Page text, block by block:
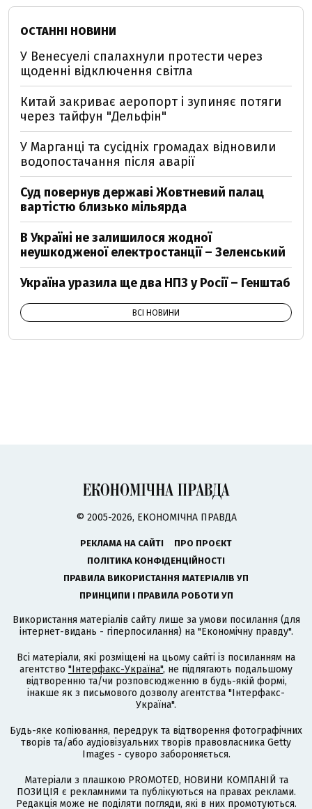
ОСТАННІ НОВИНИ
У Венесуелі спалахнули протести через
щоденні відключення світла
Китай закриває аеропорт і зупиняє потяги
через тайфун "Дельфін"
У Марганці та сусідніх громадах відновили
водопостачання після аварії
Суд повернув державі Жовтневий палац
вартістю близько мільярда
В Україні не залишилося жодної
неушкодженої електростанції – Зеленський
Україна уразила ще два НПЗ у Росії – Генштаб
ВСІ НОВИНИ
© 2005-2026, ЕКОНОМІЧНА ПРАВДА
РЕКЛАМА НА САЙТІ
ПРО ПРОЄКТ
ПОЛІТИКА КОНФІДЕНЦІЙНОСТІ
ПРАВИЛА ВИКОРИСТАННЯ МАТЕРІАЛІВ УП
ПРИНЦИПИ І ПРАВИЛА РОБОТИ УП
Використання матеріалів сайту лише за умови посилання (для
інтернет-видань - гіперпосилання) на "Економічну правду".
Всі матеріали, які розміщені на цьому сайті із посиланням на
агентство "Інтерфакс-Україна", не підлягають подальшому
відтворенню та/чи розповсюдженню в будь-якій формі,
інакше як з письмового дозволу агентства "Інтерфакс-
Україна".
Будь-яке копіювання, передрук та відтворення фотографічних
творів та/або аудіовізуальних творів правовласника Getty
Images - суворо забороняється.
Матеріали з плашкою PROMOTED, НОВИНИ КОМПАНІЙ та
ПОЗИЦІЯ є рекламними та публікуються на правах реклами.
Редакція може не поділяти погляди, які в них промотуються.